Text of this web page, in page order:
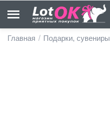
Главная / Подарки, сувениры